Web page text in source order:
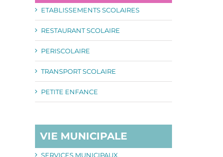
ETABLISSEMENTS SCOLAIRES
RESTAURANT SCOLAIRE
PERISCOLAIRE
TRANSPORT SCOLAIRE
PETITE ENFANCE
VIE MUNICIPALE
SERVICES MUNICIPAUX